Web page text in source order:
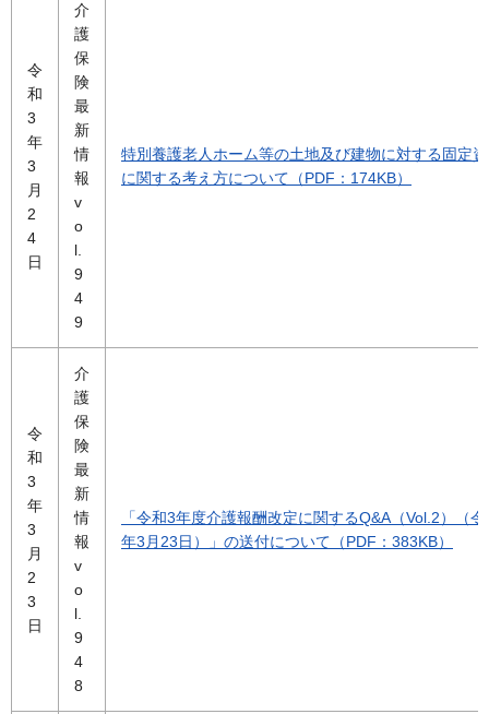
令
和
3
年
3
月
2
4
日
介
護
保
険
最
新
情
報
v
o
l.
9
4
9
特別養護老人ホーム等の土地及び建物に対する固定
に関する考え方について（PDF：174KB）
令
和
3
年
3
月
2
3
日
介
護
保
険
最
新
情
報
v
o
l.
9
4
8
「令和3年度介護報酬改定に関するQ&A（Vol.2）（
年3月23日）」の送付について（PDF：383KB）